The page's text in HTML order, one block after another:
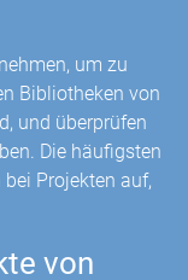
um zu
Bibliotheken von
und überprüfen
Die häufigsten
Projekten auf,
von